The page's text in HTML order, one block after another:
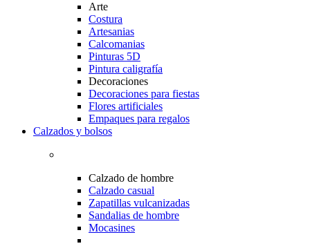
Arte
Costura
Artesanias
Calcomanias
Pinturas 5D
Pintura caligrafía
Decoraciones
Decoraciones para fiestas
Flores artificiales
Empaques para regalos
Calzados y bolsos
Calzado de hombre
Calzado casual
Zapatillas vulcanizadas
Sandalias de hombre
Mocasines